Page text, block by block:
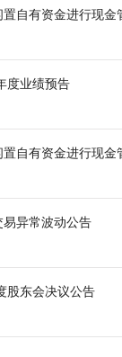
自有资金进行现金
度业绩预告
自有资金进行现金
异常波动公告
股东会决议公告